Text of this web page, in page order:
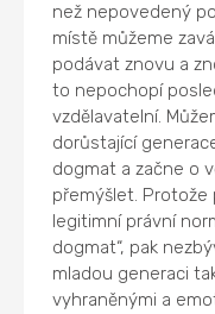
než nepovedený
místě můžeme
podávat znovu a
to nepochopí
vzdělavatelní.
dorůstající
dogmat a začne o
přemýšlet.
legitimní právní
dogmat“, pak
mladou generaci
vyhraněnými a